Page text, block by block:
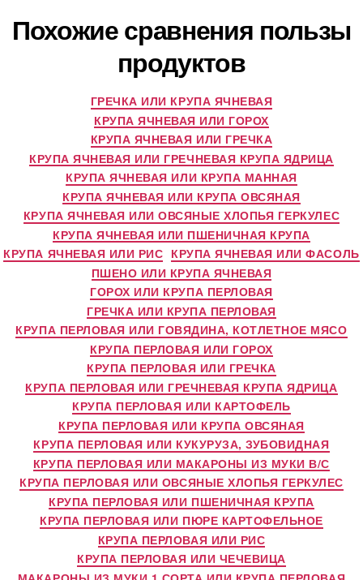
Похожие сравнения пользы
продуктов
ГРЕЧКА ИЛИ КРУПА ЯЧНЕВАЯ
КРУПА ЯЧНЕВАЯ ИЛИ ГОРОХ
КРУПА ЯЧНЕВАЯ ИЛИ ГРЕЧКА
КРУПА ЯЧНЕВАЯ ИЛИ ГРЕЧНЕВАЯ КРУПА ЯДРИЦА
КРУПА ЯЧНЕВАЯ ИЛИ КРУПА МАННАЯ
КРУПА ЯЧНЕВАЯ ИЛИ КРУПА ОВСЯНАЯ
КРУПА ЯЧНЕВАЯ ИЛИ ОВСЯНЫЕ ХЛОПЬЯ ГЕРКУЛЕС
КРУПА ЯЧНЕВАЯ ИЛИ ПШЕНИЧНАЯ КРУПА
КРУПА ЯЧНЕВАЯ ИЛИ РИС КРУПА ЯЧНЕВАЯ ИЛИ ФАСОЛЬ
ПШЕНО ИЛИ КРУПА ЯЧНЕВАЯ
ГОРОХ ИЛИ КРУПА ПЕРЛОВАЯ
ГРЕЧКА ИЛИ КРУПА ПЕРЛОВАЯ
КРУПА ПЕРЛОВАЯ ИЛИ ГОВЯДИНА, КОТЛЕТНОЕ МЯСО
КРУПА ПЕРЛОВАЯ ИЛИ ГОРОХ
КРУПА ПЕРЛОВАЯ ИЛИ ГРЕЧКА
КРУПА ПЕРЛОВАЯ ИЛИ ГРЕЧНЕВАЯ КРУПА ЯДРИЦА
КРУПА ПЕРЛОВАЯ ИЛИ КАРТОФЕЛЬ
КРУПА ПЕРЛОВАЯ ИЛИ КРУПА ОВСЯНАЯ
КРУПА ПЕРЛОВАЯ ИЛИ КУКУРУЗА, ЗУБОВИДНАЯ
КРУПА ПЕРЛОВАЯ ИЛИ МАКАРОНЫ ИЗ МУКИ В/С
КРУПА ПЕРЛОВАЯ ИЛИ ОВСЯНЫЕ ХЛОПЬЯ ГЕРКУЛЕС
КРУПА ПЕРЛОВАЯ ИЛИ ПШЕНИЧНАЯ КРУПА
КРУПА ПЕРЛОВАЯ ИЛИ ПЮРЕ КАРТОФЕЛЬНОЕ
КРУПА ПЕРЛОВАЯ ИЛИ РИС
КРУПА ПЕРЛОВАЯ ИЛИ ЧЕЧЕВИЦА